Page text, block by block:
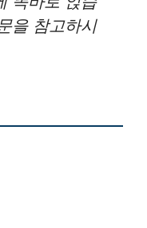
을 참고하시